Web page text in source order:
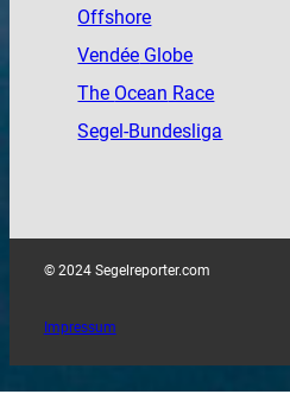
Offshore
Vendée Globe
The Ocean Race
Segel-Bundesliga
© 2024 Segelreporter.com
Impressum